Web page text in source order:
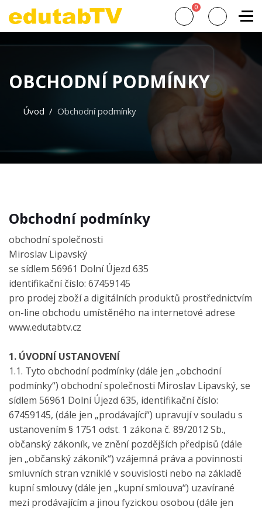
0
OBCHODNÍ PODMÍNKY
Úvod Obchodní podmínky
Obchodní podmínky
obchodní společnosti
Miroslav Lipavský
se sídlem 56961 Dolní Újezd 635
identifikační číslo: 67459145
pro prodej zboží a digitálních produktů prostřednictvím
on-line obchodu umístěného na internetové adrese
www.edutabtv.cz
1. ÚVODNÍ USTANOVENÍ
1.1. Tyto obchodní podmínky (dále jen „obchodní
podmínky“) obchodní společnosti Miroslav Lipavský, se
sídlem 56961 Dolní Újezd 635, identifikační číslo:
67459145, (dále jen „prodávající“) upravují v souladu s
ustanovením § 1751 odst. 1 zákona č. 89/2012 Sb.,
občanský zákoník, ve znění pozdějších předpisů (dále
jen „občanský zákoník“) vzájemná práva a povinnosti
smluvních stran vzniklé v souvislosti nebo na základě
kupní smlouvy (dále jen „kupní smlouva“) uzavírané
mezi prodávajícím a jinou fyzickou osobou (dále jen